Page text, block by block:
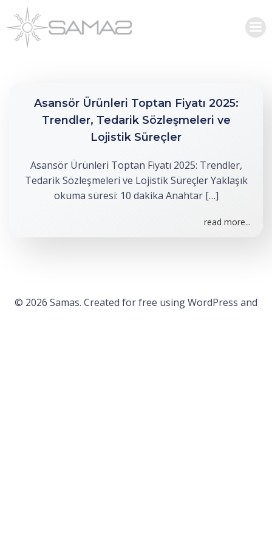
BLOG
Asansör Ürünleri Toptan Fiyatı 2025:
Trendler, Tedarik Sözleşmeleri ve
Lojistik Süreçler
Asansör Ürünleri Toptan Fiyatı 2025: Trendler,
Tedarik Sözleşmeleri ve Lojistik Süreçler Yaklaşık
okuma süresi: 10 dakika Anahtar […]
read more...
© 2026 Samas. Created for free using WordPress and